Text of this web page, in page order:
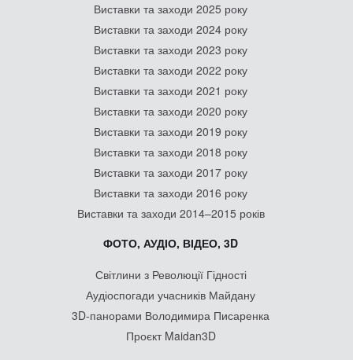
Виставки та заходи 2025 року
Виставки та заходи 2024 року
Виставки та заходи 2023 року
Виставки та заходи 2022 року
Виставки та заходи 2021 року
Виставки та заходи 2020 року
Виставки та заходи 2019 року
Виставки та заходи 2018 року
Виставки та заходи 2017 року
Виставки та заходи 2016 року
Виставки та заходи 2014–2015 років
ФОТО, АУДІО, ВІДЕО, 3D
Світлини з Революції Гідності
Аудіоспогади учасників Майдану
3D-панорами Володимира Писаренка
Проєкт Maidan3D